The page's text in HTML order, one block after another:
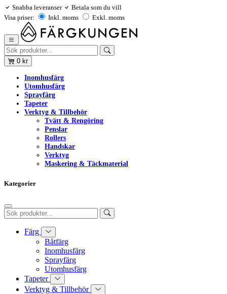
Snabba leveranser
Betala som du vill
Visa priser:
Inkl. moms Exkl. moms
0 kr
Inomhusfärg
Utomhusfärg
Sprayfärg
Tapeter
Verktyg & Tillbehör
Tvätt & Rengöring
Penslar
Rollers
Handskar
Verktyg
Maskering & Täckmaterial
Kategorier
Färg
Båtfärg
Inomhusfärg
Sprayfärg
Utomhusfärg
Tapeter
Verktyg & Tillbehör